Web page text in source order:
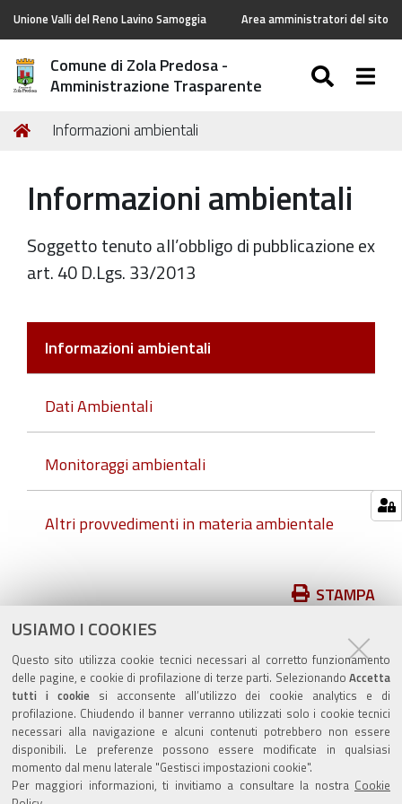
USIAMO I COOKIES
Questo sito utilizza cookie tecnici necessari al corretto funzionamento
delle pagine, e cookie di profilazione di terze parti. Selezionando Accetta
tutti i cookiesi acconsente all’utilizzo dei cookie analytics e di
profilazione. Chiudendo il banner verranno utilizzati solo i cookie tecnici
necessari alla navigazione e alcuni contenuti potrebbero non essere
disponibili. Le preferenze possono essere modificate in qualsiasi
momento dal menu laterale "Gestisci impostazioni cookie".
Per maggiori informazioni, ti invitiamo a consultare la nostra Cookie
Unione Valli del Reno Lavino Samoggia Area amministratori del sito
Comune di Zola Predosa -
Amministrazione Trasparente
Tu
Home
Informazioni ambientali
Informazioni ambientali
Soggetto tenuto all’obbligo di pubblicazione ex
art. 40 D.Lgs. 33/2013
Informazioni ambientali
Dati Ambientali
Monitoraggi ambientali
Altri provvedimenti in materia ambientale
Azioni
sul
documento
STAMPA
pubblicato il29/11/2018
ultima modifica09/06/2026
Valuta questo sito